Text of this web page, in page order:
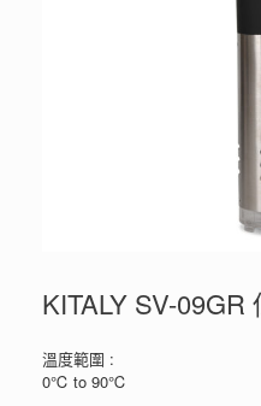
KITALY SV-09GR
溫度範圍 :
0℃ to 90℃